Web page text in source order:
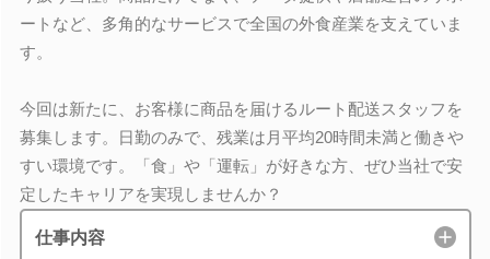
ートなど、多角的なサービスで全国の外食産業を支えていま
す。
今回は新たに、お客様に商品を届けるルート配送スタッフを
募集します。日勤のみで、残業は月平均20時間未満と働きや
すい環境です。「食」や「運転」が好きな方、ぜひ当社で安
定したキャリアを実現しませんか？
仕事内容